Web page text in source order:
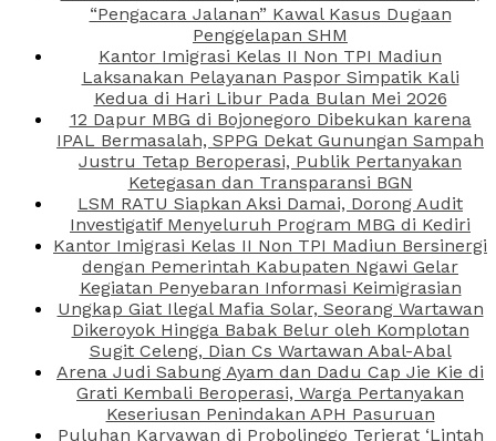
“Pengacara Jalanan” Kawal Kasus Dugaan
Penggelapan SHM
Kantor Imigrasi Kelas II Non TPI Madiun
Laksanakan Pelayanan Paspor Simpatik Kali
Kedua di Hari Libur Pada Bulan Mei 2026
12 Dapur MBG di Bojonegoro Dibekukan karena
IPAL Bermasalah, SPPG Dekat Gunungan Sampah
Justru Tetap Beroperasi, Publik Pertanyakan
Ketegasan dan Transparansi BGN
LSM RATU Siapkan Aksi Damai, Dorong Audit
Investigatif Menyeluruh Program MBG di Kediri
Kantor Imigrasi Kelas II Non TPI Madiun Bersinergi
dengan Pemerintah Kabupaten Ngawi Gelar
Kegiatan Penyebaran Informasi Keimigrasian
Ungkap Giat Ilegal Mafia Solar, Seorang Wartawan
Dikeroyok Hingga Babak Belur oleh Komplotan
Sugit Celeng, Dian Cs Wartawan Abal-Abal
Arena Judi Sabung Ayam dan Dadu Cap Jie Kie di
Grati Kembali Beroperasi, Warga Pertanyakan
Keseriusan Penindakan APH Pasuruan
Puluhan Karyawan di Probolinggo Terjerat ‘Lintah